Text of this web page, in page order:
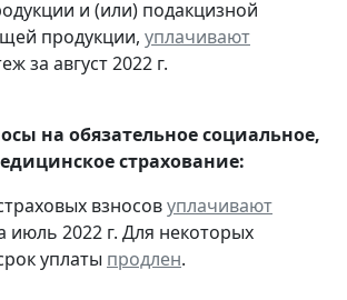
и (или) подакцизной
продукции, уплачивают
за август 2022 г.
на обязательное социальное,
страхование:
взносовуплачивают
июль 2022 г. Для некоторых
уплаты продлен.